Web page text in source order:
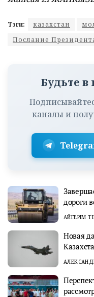
Тэги: казахстан
Послание
Будьте
каналы и
дороги
АЙГЕРІМ
Новая